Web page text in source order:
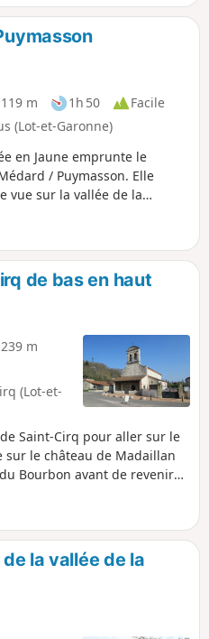
m 1h 50
Facile
(Lot-et-Garonne)
en Jaune emprunte le
/ Puymasson. Elle
vue sur la vallée de la
d'avion) et de parcourir
être faite avec de jeunes
de bas en haut
m
(Lot-et-
Saint-Cirq pour aller sur le
sur le château de Madaillan
Bourbon avant de revenir
la vallée de la